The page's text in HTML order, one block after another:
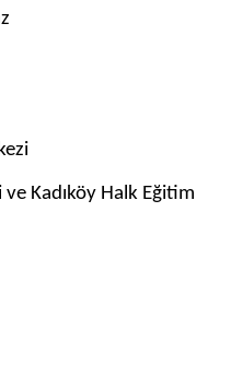
Kadıköy Halk Eğitim